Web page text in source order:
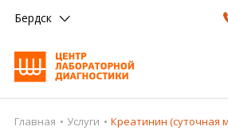
Бердск
Главная
Главная Услуги Креатинин (суточная